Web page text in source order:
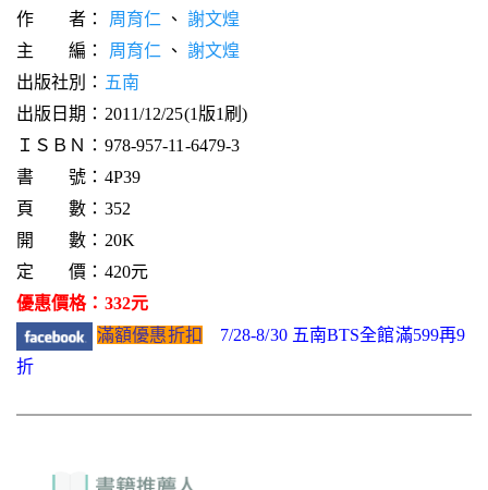
作 者： 周育仁 、謝文煌
主 編： 周育仁 、謝文煌
出版社別： 五南
出版日期：2011/12/25(1版1刷)
ＩＳＢＮ：978-957-11-6479-3
書 號：4P39
頁 數：352
開 數：20K
定 價：420元
優惠價格：332元
滿額優惠折扣
7/28-8/30 五南BTS全館滿599再9
折